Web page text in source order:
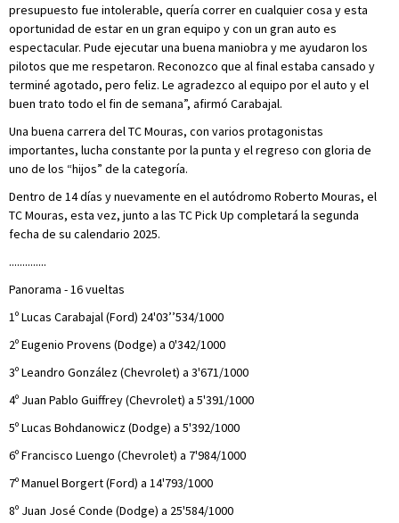
presupuesto fue intolerable, quería correr en cualquier cosa y esta
oportunidad de estar en un gran equipo y con un gran auto es
espectacular. Pude ejecutar una buena maniobra y me ayudaron los
pilotos que me respetaron. Reconozco que al final estaba cansado y
terminé agotado, pero feliz. Le agradezco al equipo por el auto y el
buen trato todo el fin de semana”, afirmó Carabajal.
Una buena carrera del TC Mouras, con varios protagonistas
importantes, lucha constante por la punta y el regreso con gloria de
uno de los “hijos” de la categoría.
Dentro de 14 días y nuevamente en el autódromo Roberto Mouras, el
TC Mouras, esta vez, junto a las TC Pick Up completará la segunda
fecha de su calendario 2025.
..............
Panorama - 16 vueltas
1º Lucas Carabajal (Ford) 24'03’’534/1000
2º Eugenio Provens (Dodge) a 0'342/1000
3º Leandro González (Chevrolet) a 3'671/1000
4º Juan Pablo Guiffrey (Chevrolet) a 5'391/1000
5º Lucas Bohdanowicz (Dodge) a 5'392/1000
6º Francisco Luengo (Chevrolet) a 7'984/1000
7º Manuel Borgert (Ford) a 14'793/1000
8º Juan José Conde (Dodge) a 25'584/1000